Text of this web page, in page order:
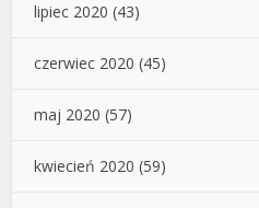
lipiec 2020 (43)
czerwiec 2020 (45)
maj 2020 (57)
kwiecień 2020 (59)